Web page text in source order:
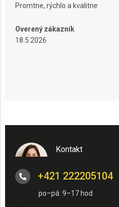
Promtne, rýchlo a kvalitne
Overený zákazník
18.5.2026
Kontakt
+421 222205104